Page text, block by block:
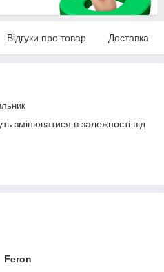
Відгуки про товар Доставка
змінюватися в залежності від
Feron